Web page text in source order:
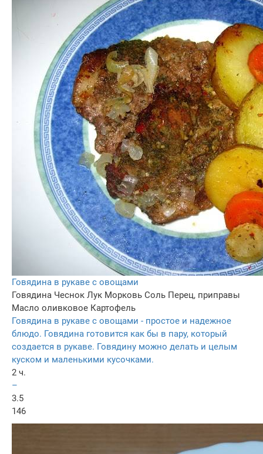
Говядина в рукаве с овощами
Говядина Чеснок Лук Морковь Соль Перец, приправы
Масло оливковое Картофель
Говядина в рукаве с овощами - простое и надежное
блюдо. Говядина готовится как бы в пару, который
создается в рукаве. Говядину можно делать и целым
куском и маленькими кусочками.
2 ч.
–
3.5
146